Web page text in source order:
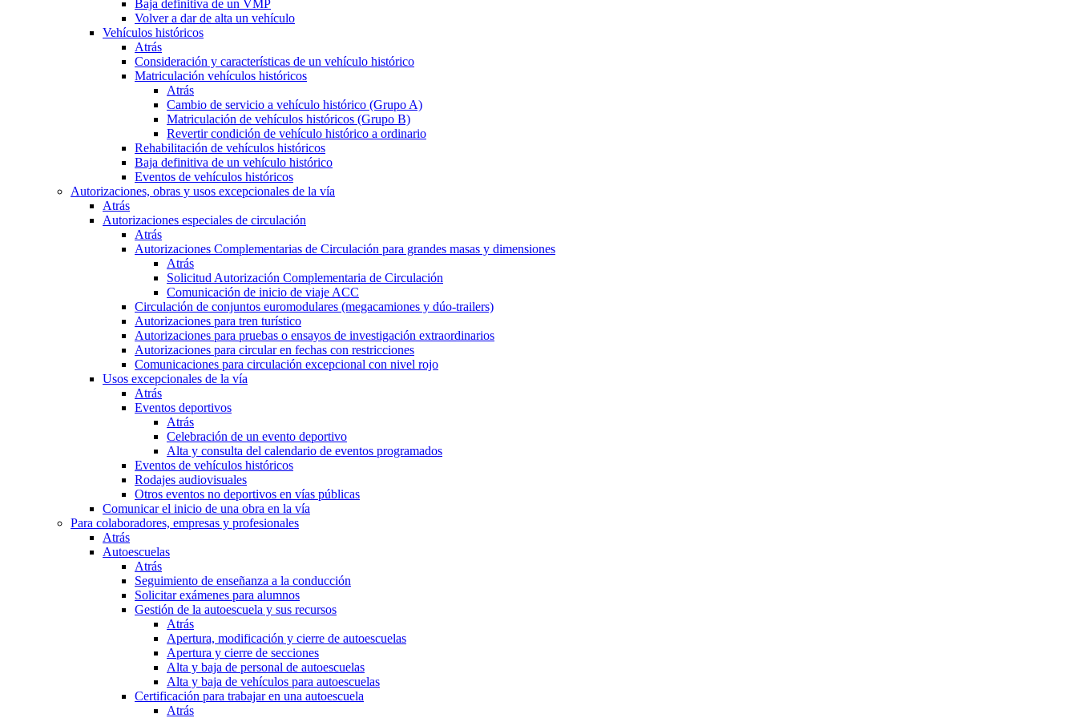
Baja definitiva de un VMP
Volver a dar de alta un vehículo
Vehículos históricos
Atrás
Consideración y características de un vehículo histórico
Matriculación vehículos históricos
Atrás
Cambio de servicio a vehículo histórico (Grupo A)
Matriculación de vehículos históricos (Grupo B)
Revertir condición de vehículo histórico a ordinario
Rehabilitación de vehículos históricos
Baja definitiva de un vehículo histórico
Eventos de vehículos históricos
Autorizaciones, obras y usos excepcionales de la vía
Atrás
Autorizaciones especiales de circulación
Atrás
Autorizaciones Complementarias de Circulación para grandes masas y dimensiones
Atrás
Solicitud Autorización Complementaria de Circulación
Comunicación de inicio de viaje ACC
Circulación de conjuntos euromodulares (megacamiones y dúo-trailers)
Autorizaciones para tren turístico
Autorizaciones para pruebas o ensayos de investigación extraordinarios
Autorizaciones para circular en fechas con restricciones
Comunicaciones para circulación excepcional con nivel rojo
Usos excepcionales de la vía
Atrás
Eventos deportivos
Atrás
Celebración de un evento deportivo
Alta y consulta del calendario de eventos programados
Eventos de vehículos históricos
Rodajes audiovisuales
Otros eventos no deportivos en vías públicas
Comunicar el inicio de una obra en la vía
Para colaboradores, empresas y profesionales
Atrás
Autoescuelas
Atrás
Seguimiento de enseñanza a la conducción
Solicitar exámenes para alumnos
Gestión de la autoescuela y sus recursos
Atrás
Apertura, modificación y cierre de autoescuelas
Apertura y cierre de secciones
Alta y baja de personal de autoescuelas
Alta y baja de vehículos para autoescuelas
Certificación para trabajar en una autoescuela
Atrás